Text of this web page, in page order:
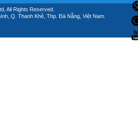
All Rights Reserved.
Q. Thanh Khê, Thp. Đà Nẵng, Việt Nam.